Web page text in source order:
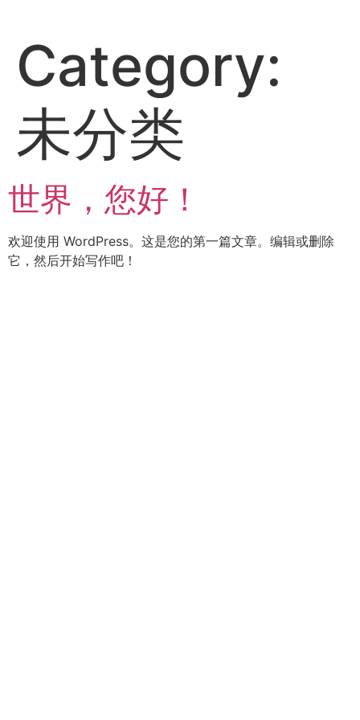
Category:
未分类
世界，您好！
欢迎使用 WordPress。这是您的第一篇文章。编辑或删除
它，然后开始写作吧！